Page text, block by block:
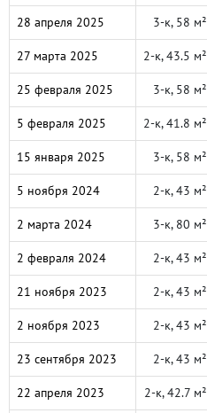
28 апреля 2025 3-к, 58 м²
27 марта 2025 2-к, 43.5 м²
25 февраля 2025 3-к, 58 м²
5 февраля 2025 2-к, 41.8 м²
15 января 2025 3-к, 58 м²
5 ноября 2024 2-к, 43 м²
2 марта 2024 3-к, 80 м²
2 февраля 2024 2-к, 43 м²
21 ноября 2023 2-к, 43 м²
2 ноября 2023 2-к, 43 м²
23 сентября 2023 2-к, 43 м²
22 апреля 2023 2-к, 42.7 м²